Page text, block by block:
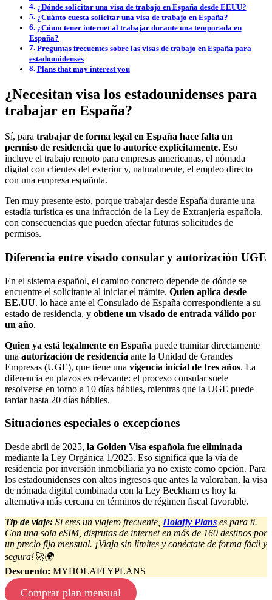
¿Dónde solicitar una visa de trabajo en España desde EEUU?
¿Cuánto cuesta solicitar una visa de trabajo en España?
¿Cómo tener internet al trabajar durante una temporada en
España?
Preguntas frecuentes sobre las visas de trabajo en España para
estadounidenses
Plans that may interest you
¿Necesitan visa los estadounidenses para
trabajar en España?
Sí, para trabajar de forma legal en España hace falta un
permiso de residencia que lo autorice explícitamente. Eso
incluye el trabajo remoto para empresas americanas, el nómada
digital con clientes del exterior y, naturalmente, el empleo directo
con una empresa española.
Ten muy presente esto, porque trabajar desde España durante una
estadía turística es una infracción de la Ley de Extranjería española,
con consecuencias que pueden afectar futuras solicitudes de
permisos.
Diferencia entre visado consular y autorización UGE
En el sistema español, el camino concreto depende de dónde se
encuentre el solicitante al iniciar el trámite. Quien aplica desde
EE.UU. lo hace ante el Consulado de España correspondiente a su
estado de residencia, y obtiene un visado de entrada válido por
un año.
Quien ya está legalmente en España puede tramitar directamente
una autorización de residencia ante la Unidad de Grandes
Empresas (UGE), que tiene una vigencia inicial de tres años. La
diferencia en plazos es relevante: el proceso consular suele
resolverse en torno a 10 días hábiles, mientras que la UGE puede
tardar hasta 20 días hábiles.
Situaciones especiales o excepciones
Desde abril de 2025, la Golden Visa española fue eliminada
mediante la Ley Orgánica 1/2025. Eso significa que la vía de
residencia por inversión inmobiliaria ya no existe como opción. Para
los estadounidenses con altos ingresos que antes la valoraban, la visa
de nómada digital combinada con la Ley Beckham es hoy la
alternativa más cercana en términos de régimen fiscal favorable.
Tip de viaje: Si eres un viajero frecuente, Holafly Plans es para ti.
Con una sola eSIM, disfrutas de internet en más de 160 destinos por
un precio fijo mensual. ¡Viaja sin límites y conéctate de forma fácil y
segura!🚀🌍
Descuento: MYHOLAFLYPLANS
Comprar plan mensual